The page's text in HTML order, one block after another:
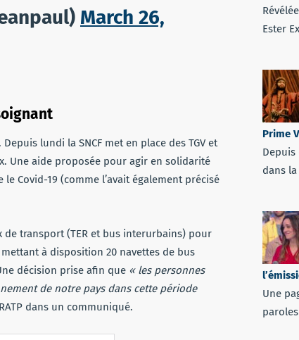
March 26,
lundi la SNCF met en place des TGV et
Une aide proposée pour agir en solidarité
Covid-19 (comme l’avait également précisé
de transport (TER et bus interurbains) pour
mettant à disposition 20 navettes de bus
décision prise afin que « les personnes
de notre pays dans cette période
dans un communiqué.
Ester
Prime
Depuis
dans
Une